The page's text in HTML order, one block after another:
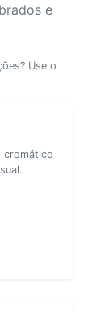
e
Use o
cromático